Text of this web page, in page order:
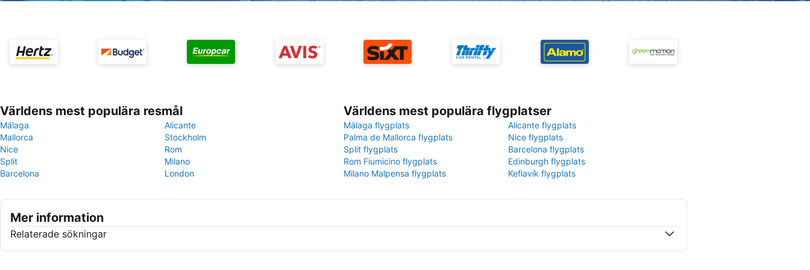
Världens mest populära resmål
Málaga
Alicante
Mallorca
Stockholm
Nice
Rom
Split
Milano
Barcelona
London
Världens mest populära flygplatser
Málaga flygplats
Alicante flygplats
Palma de Mallorca flygplats
Nice flygplats
Split flygplats
Barcelona flygplats
Rom Fiumicino flygplats
Edinburgh flygplats
Milano Malpensa flygplats
Keflavík flygplats
Mer information
Relaterade sökningar